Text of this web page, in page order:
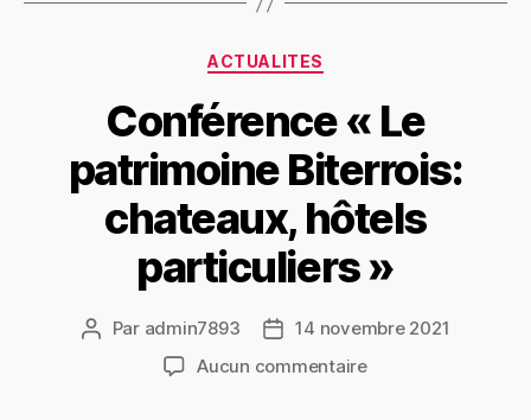
Catégories
ACTUALITES
Conférence « Le
patrimoine Biterrois:
chateaux, hôtels
particuliers »
Auteur
Par admin7893
Date14 novembre 2021
Aucun commentairesur